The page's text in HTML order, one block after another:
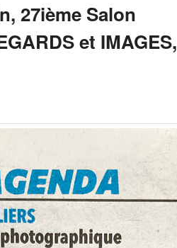
27ième Salon
et IMAGES,